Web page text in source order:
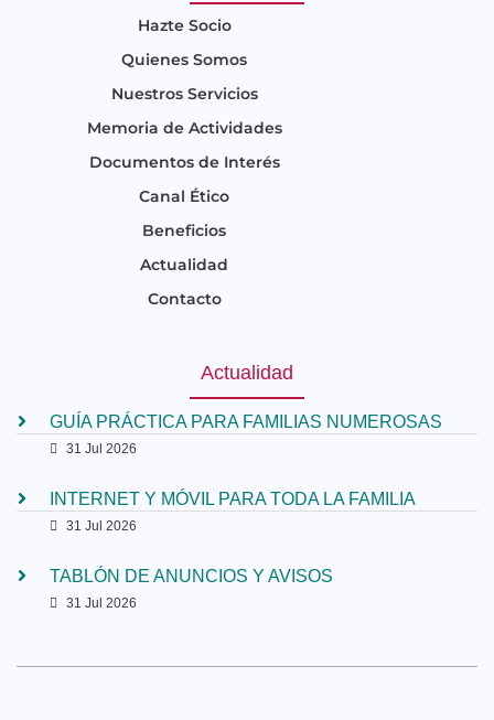
Hazte Socio
Quienes Somos
Nuestros Servicios
Memoria de Actividades
Documentos de Interés
Canal Ético
Beneficios
Actualidad
Contacto
Actualidad
GUÍA PRÁCTICA PARA FAMILIAS NUMEROSAS
31 Jul 2026
INTERNET Y MÓVIL PARA TODA LA FAMILIA
31 Jul 2026
TABLÓN DE ANUNCIOS Y AVISOS
31 Jul 2026